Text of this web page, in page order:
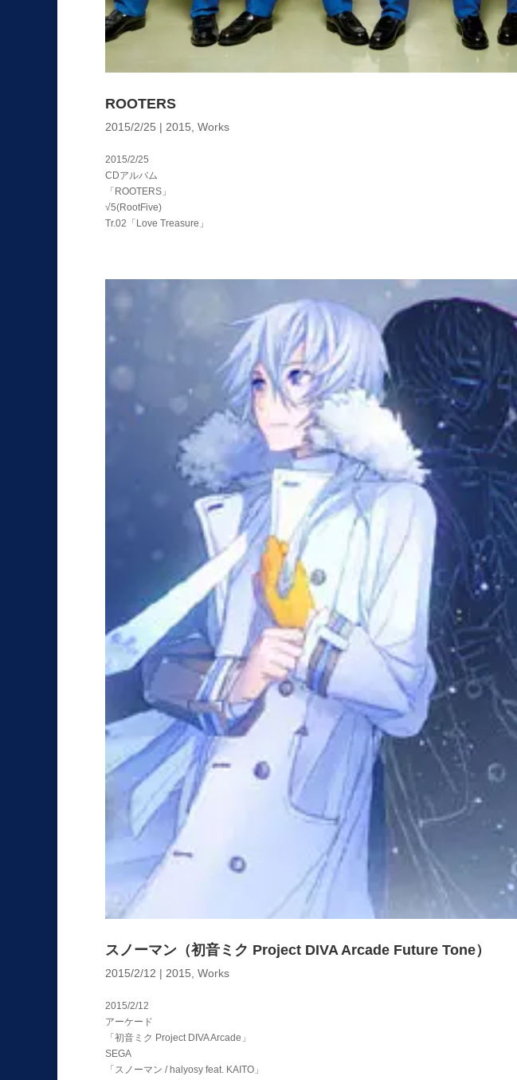
ROOTERS
2015/2/25 | 2015 Works
2015/2/25
CDアルバム
「ROOTERS」
√5(RootFive)
Tr.02「Love Treasure」
スノーマン（初音ミク Project DIVA Arcade Future Tone）
2015/2/12 | 2015 Works
2015/2/12
アーケード
「初音ミク Project DIVA Arcade」
SEGA
「スノーマン / halyosy feat. KAITO」